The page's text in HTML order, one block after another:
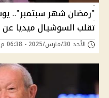
"رمضان شهر سبتمبر"..
تقلب السوشيال ميديا
الأحد 30/مارس/2025 - 06:38 م